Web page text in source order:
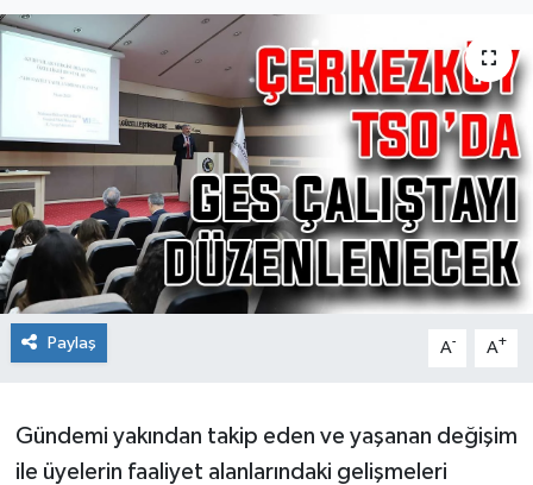
Paylaş A- A+
Gündemi yakından takip eden ve yaşanan değişim
ile üyelerin faaliyet alanlarındaki gelişmeleri
Sağlık
Teknoloji
Yaşam